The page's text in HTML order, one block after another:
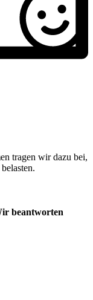
tragen wir dazu bei,
beantworten